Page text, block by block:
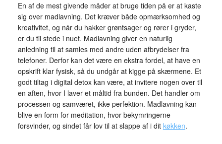
En af de mest givende måder at bruge tiden på er at kaste
sig over madlavning. Det kræver både opmærksomhed og
kreativitet, og når du hakker grøntsager og rører i gryder,
er du til stede i nuet. Madlavning giver en naturlig
anledning til at samles med andre uden afbrydelser fra
telefoner. Derfor kan det være en ekstra fordel, at have en
opskrift klar fysisk, så du undgår at kigge på skærmene. Et
godt tiltag i digital detox kan være, at invitere nogen over til
en aften, hvor I laver et måltid fra bunden. Det handler om
processen og samværet, ikke perfektion. Madlavning kan
blive en form for meditation, hvor bekymringerne
forsvinder, og sindet får lov til at slappe af i dit køkken.